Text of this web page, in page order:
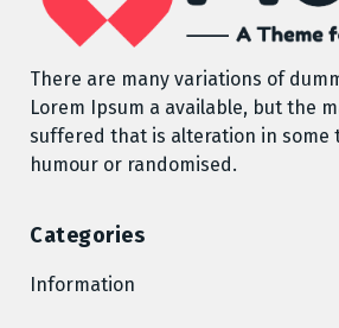
There are many variations of
Lorem Ipsum a available, but the
suffered that is alteration in some
humour or randomised.
Categories
Information